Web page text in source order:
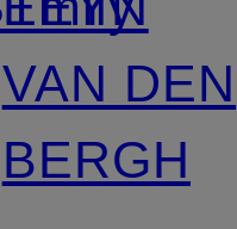
VAN DEN
BERGH